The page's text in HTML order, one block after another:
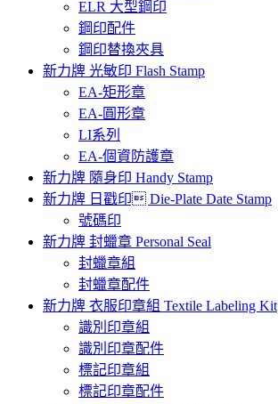
ELR 大型鋼印
鋼印配件
鋼印替換夾具
新力牌 光敏印 Flash Stamp
EA-矩形章
EA-圓形章
LI系列
EA-個資防護章
新力牌 隨身印 Handy Stamp
新力牌 日戳印 Die-Plate Date Stamp
號碼印
新力牌 封蠟章 Personal Seal
封蠟章組
封蠟章配件
新力牌 衣服印章組 Textile Labeling Kit
識別印章組
識別印章配件
標記印章組
標記印章配件